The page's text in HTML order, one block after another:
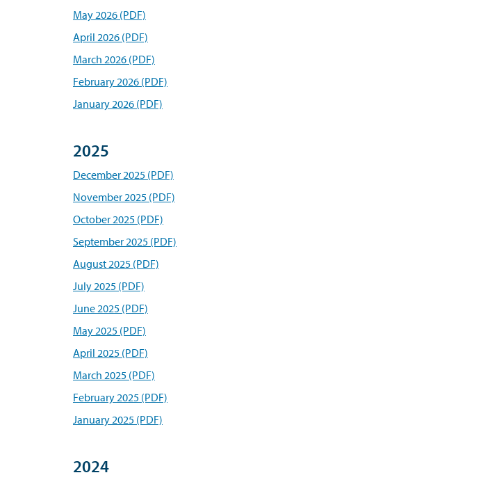
May 2026 (PDF)
April 2026 (PDF)
March 2026 (PDF)
February 2026 (PDF)
January 2026 (PDF)
2025
December 2025 (PDF)
November 2025 (PDF)
October 2025 (PDF)
September 2025 (PDF)
August 2025 (PDF)
July 2025 (PDF)
June 2025 (PDF)
May 2025 (PDF)
April 2025 (PDF)
March 2025 (PDF)
February 2025 (PDF)
January 2025 (PDF)
2024